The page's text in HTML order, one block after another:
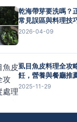
乾海帶芽要洗嗎？
常見誤區與料理技
2026-04-09
虱目魚皮料理全攻
飪，營養與餐廳推
2025-11-29